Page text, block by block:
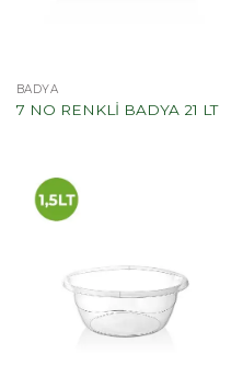
BADYA
7 NO RENKLİ BADYA 21 LT